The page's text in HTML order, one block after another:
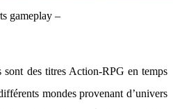
gameplay –
des titres Action-RPG en temps
mondes provenant d’univers